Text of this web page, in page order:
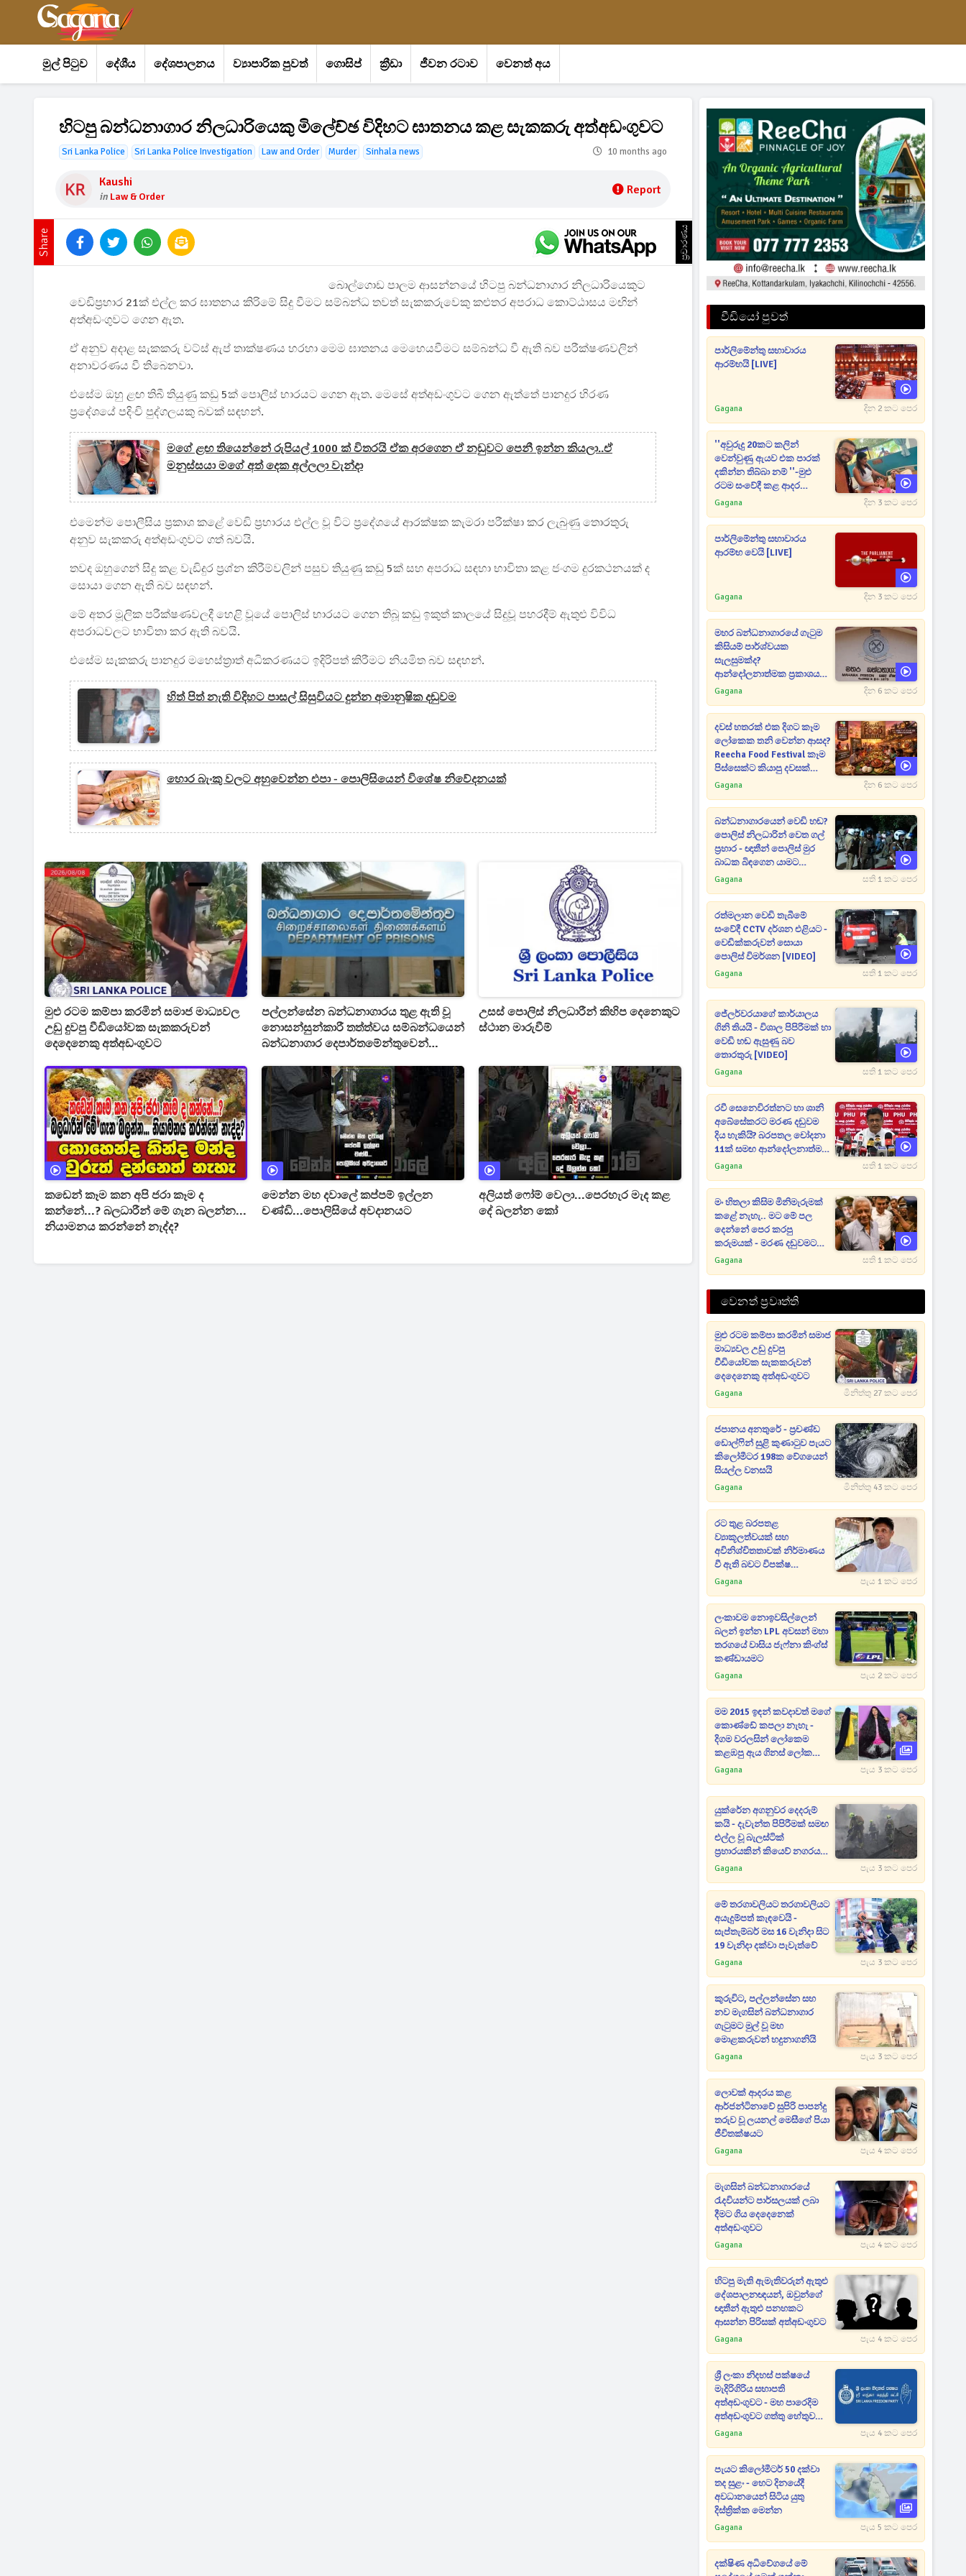
මුල් පිටුව දේශීය දේශපාලනය ව්‍යාපාරික පුවත් ගොසිප් ක්‍රීඩා ජීවන රටාව වෙනත් අය
හිටපු බන්ධනාගාර නිලධාරියෙකු මිලේච්ඡ විදිහට ඝාතනය කළ සැකකරු අත්අඩංගුවට
Sri Lanka Police Sri Lanka Police Investigation Law and Order Murder Sinhala news 10 months ago
Kaushi
in Law & Order Report
Share ප්‍රචාරණය
බොල්ගොඩ පාලම ආසන්නයේ හිටපු බන්ධනාගාර නිලධාරියෙකුට
වෙඩිප්‍රහාර 21ක් එල්ල කර ඝාතනය කිරිමේ සිදු වීමට සම්බන්ධ තවත් සැකකරුවෙකු කළුතර අපරාධ කොට්ඨාසය මඟින්
අත්අඩංගුවට ගෙන ඇත.
ඒ අනුව අදාළ සැකකරු වට්ස් ඇප් තාක්ෂණය හරහා මෙම ඝාතනය මෙහෙයවීමට සම්බන්ධ වී ඇති බව පරීක්ෂණවලින්
අනාවරණය වී තිබෙනවා.
එසේම ඔහු ළඟ තිබී තියුණු කඩු 5ක් පොලිස් භාරයට ගෙන ඇත. මෙසේ අත්අඩංගුවට ගෙන ඇත්තේ පානදුර හිරණ
ප්‍රදේශයේ පදිංචි පුද්ගලයකු බවක් සඳහන්.
මගේ ළඟ තියෙන්නේ රුපියල් 1000 ක් විතරයි ඒක අරගෙන ඒ නඩුවට පෙනී ඉන්න කියලා..ඒ
මනුස්සයා මගේ අත් දෙක අල්ලලා වැන්දා
එමෙන්ම පොලීසිය ප්‍රකාශ කළේ වෙඩි ප්‍රහාරය එල්ල වූ විට ප්‍රදේශයේ ආරක්ෂක කැමරා පරීක්ෂා කර ලැබුණු තොරතුරු
අනුව සැකකරු අත්අඩංගුවට ගත් බවයි.
තවද ඔහුගෙන් සිදු කළ වැඩිදුර ප්‍රශ්න කිරීම්වලින් පසුව තියුණු කඩු 5ක් සහ අපරාධ සඳහා භාවිතා කළ ජංගම දුරකථනයක් ද
සොයා ගෙන ඇති බව සඳහන්.
මේ අතර මූලික පරීක්ෂණවලදී හෙළි වූයේ පොලිස් භාරයට ගෙන තිබූ කඩු ඉකුත් කාලයේ සිදුවූ පහරදීම් ඇතුළු විවිධ
අපරාධවලට භාවිතා කර ඇති බවයි.
එසේම සැකකරු පානදුර මහෙස්ත්‍රාත් අධිකරණයට ඉදිරිපත් කිරීමට නියමිත බව සඳහන්.
හිත් පිත් නැති විදිහට පාසල් සිසුවියට දුන්න අමානුෂික දඬුවම
හොර බැංකු වලට අහුවෙන්න එපා - පොලිසියෙන් විශේෂ නිවේදනයක්
මුළු රටම කම්පා කරමින් සමාජ මාධ්‍යවල
උඩු දුවපු වීඩියෝවක සැකකරුවන්
දෙදෙනෙකු අත්අඩංගුවට
පල්ලන්සේන බන්ධනාගාරය තුළ ඇති වූ
නොසන්සුන්කාරී තත්ත්වය සම්බන්ධයෙන්
බන්ධනාගාර දෙපාර්තමේන්තුවෙන්
උසස් පොලිස් නිලධාරීන් කිහිප දෙනෙකුට
ස්ථාන මාරුවීම්
කඩෙන් කෑම කන අපි ජරා කෑම ද
කන්නේ...? බලධාරීන් මේ ගැන බලන්න...
නියාමනය කරන්නේ නැද්ද?
මෙන්න මහ දවාලේ කප්පම් ඉල්ලන
චණ්ඩි...පොලිසියේ අවදානයට
අලියත් ෆෝම් වෙලා...පෙරහැර මැද කළ
දේ බලන්න කෝ
වීඩියෝ පුවත්
පාර්ලිමේන්තු සභාවාරය
ආරම්භයි [LIVE]
Gagana දින 2 කට පෙර
''අවුරුදු 20කට කලින්
වෙන්වුණු ඇයව එක පාරක්
දකින්න තිබ්බා නම් ''-මුළු
රටම සංවේදී කළ ආදර
අමරණීය මතකය
Gagana දින 3 කට පෙර
පාර්ලිමේන්තු සභාවාරය
ආරම්භ වෙයි [LIVE]
Gagana දින 3 කට පෙර
මහර බන්ධනාගාරයේ ගැටුම
කිසියම් පාර්ශ්වයක
සැලසුමක්ද?
ආන්දෝලනාත්මක ප්‍රකාශයක්
එළියට [VIDEO]
Gagana දින 6 කට පෙර
දවස් හතරක් එක දිගට කෑම
ලෝකෙක තනි වෙන්න ආසද?
Reecha Food Festival කෑම
පිස්සෙක්ට කියාපු දවසක්
මෙන්න
Gagana දින 6 කට පෙර
බන්ධනාගාරයෙන් වෙඩි හඬ?
පොලිස් නිලධාරින් වෙත ගල්
ප්‍රහාර - ඥාතීන් පොලිස් මුර
බාධක බිඳගෙන යාමට
උත්සාහයක [VIDEO]
Gagana සති 1 කට පෙර
රත්මලාන වෙඩි තැබීමේ
සංවේදී CCTV දර්ශන එළියට -
වෙඩික්කරුවන් සොයා
පොලිස් විමර්ශන [VIDEO]
Gagana සති 1 කට පෙර
ජේලර්වරයාගේ කාර්යාලය
ගිනි තියයි - විශාල පිපිරීමක් හා
වෙඩි හඬ ඇසුණු බව
තොරතුරු [VIDEO]
Gagana සති 1 කට පෙර
රවී සෙනෙවිරත්නට හා ශානි
අබේසේකරට මරණ දඬුවම
දිය හැකියි? බරපතල චෝදනා
11ක් සමඟ ආන්දෝලනාත්මක
ප්‍රකාශයක් [VIDEO]
Gagana සති 1 කට පෙර
මං හිතලා කිසිම මිනිමැරුමක්
කළේ නැහැ.. මට මේ පල
දෙන්නේ පෙර කරපු
කරුමයක් - මරණ දඬුවමට
කළින් කට ඇරපු පූජිත් හඬා
Gagana සති 1 කට පෙර
වෙනත් ප්‍රවෘත්ති
මුළු රටම කම්පා කරමින් සමාජ
මාධ්‍යවල උඩු දුවපු
වීඩියෝවක සැකකරුවන්
දෙදෙනෙකු අත්අඩංගුවට
Gagana මිනිත්තු 27 කට පෙර
ජපානය අනතුරේ - ප්‍රචණ්ඩ
ඩොල්ෆින් සුළි කුණාටුව පැයට
කිලෝමීටර 198ක වේගයෙන්
සියල්ල වනසයි
Gagana මිනිත්තු 43 කට පෙර
රට තුළ බරපතළ
ව්‍යාකූලත්වයක් සහ
අවිනිශ්චිතතාවක් නිර්මාණය
වී ඇති බවට විපක්ෂ
නායකගෙන් හඬක්
Gagana පැය 1 කට පෙර
ලංකාවම නොඉවසිල්ලෙන්
බලන් ඉන්න LPL අවසන් මහා
තරගයේ වාසිය ජැෆ්නා කිංග්ස්
කණ්ඩායමට
Gagana පැය 2 කට පෙර
මම 2015 ඉඳන් කවදාවත් මගේ
කොණ්ඩේ කපලා නැහැ -
දිගම වරලසින් ලෝකෙම
කළඹපු ඇය ගිනස් ලෝක
වාර්තා අතරට [PHOTOS]
Gagana පැය 3 කට පෙර
යුක්රේන අගනුවර දෙදරුම්
කයි - දැවැන්ත පිපිරීමක් සමඟ
එල්ල වූ බැලස්ටික්
ප්‍රහාරයකින් කියෙව් නගරය
කැළඹෙයි
Gagana පැය 3 කට පෙර
මේ තරගාවලියට තරගාවලියට
අයැදුම්පත් කැඳවෙයි -
සැප්තැම්බර් මස 16 වැනිදා සිට
19 වැනිදා දක්වා පැවැත්වේ
Gagana පැය 3 කට පෙර
කුරුවිට, පල්ලන්සේන සහ
නව මැගසින් බන්ධනාගාර
ගැටුමට මුල් වූ මහ
මොළකරුවන් හදුනාගනියි
Gagana පැය 3 කට පෙර
ලොවක් ආදරය කළ
ආර්ජන්ටිනාවේ සුපිරි පාපන්දු
තරුව වූ ලයනල් මෙසීගේ පියා
ජීවිතක්ෂයට
Gagana පැය 4 කට පෙර
මැගසින් බන්ධනාගාරයේ
රැදවියන්ට පාර්සලයක් ලබා
දීමට ගිය දෙදෙනෙක්
අත්අඩංගුවට
Gagana පැය 4 කට පෙර
හිටපු මැති ඇමැතිවරුන් ඇතුළු
දේශපාලනඥයන්, ඔවුන්ගේ
ඥාතීන් ඇතුළු පනහකට
ආසන්න පිරිසක් අත්අඩංගුවට
Gagana පැය 4 කට පෙර
ශ්‍රී ලංකා නිදහස් පක්ෂයේ
මැදිරිගිරිය සභාපති
අත්අඩංගුවට - මහ පාරෙදිම
අත්අඩංගුවට ගත්තු හේතුව
මෙන්න
Gagana පැය 4 කට පෙර
පැයට කිලෝමීටර් 50 දක්වා
තද සුළං - හෙට දිනයේදී
අවධානයෙන් සිටිය යුතු
දිස්ත්‍රික්ක මෙන්න
Gagana පැය 5 කට පෙර
දක්ෂිණ අධිවේගයේ මේ